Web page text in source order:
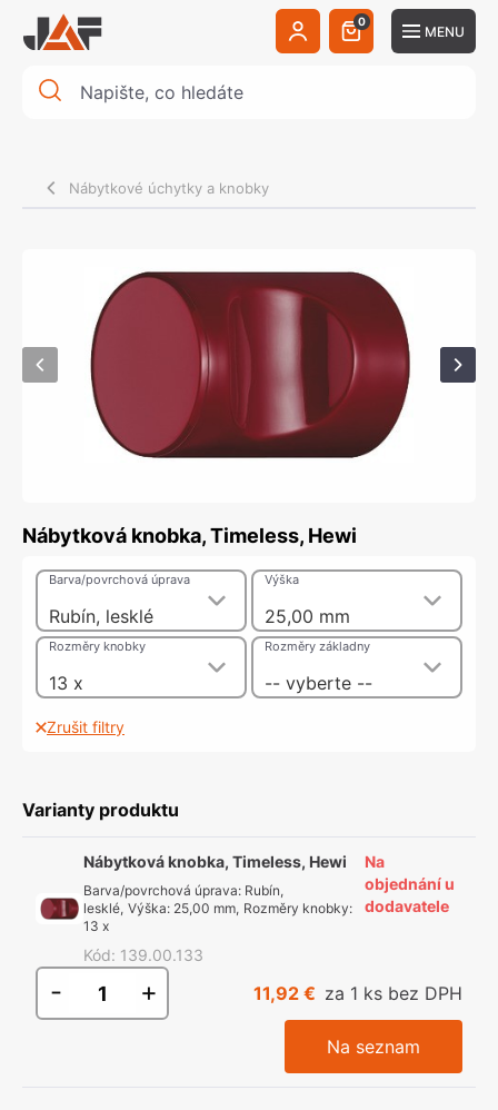
0
MENU
Nábytkové úchytky a knobky
Nábytková knobka, Timeless, Hewi
Rubín, lesklé
Barva/povrchová úprava
25,00 mm
Výška
13 x
Rozměry knobky
-- vyberte --
Rozměry základny
Zrušit filtry
Varianty produktu
Nábytková knobka, Timeless, Hewi
Barva/povrchová úprava: Rubín,
lesklé, Výška: 25,00 mm, Rozměry knobky:
13 x
Kód: 139.00.133
Na
objednání u
dodavatele
- + 11,92 € za 1 ks bez DPH
Na seznam